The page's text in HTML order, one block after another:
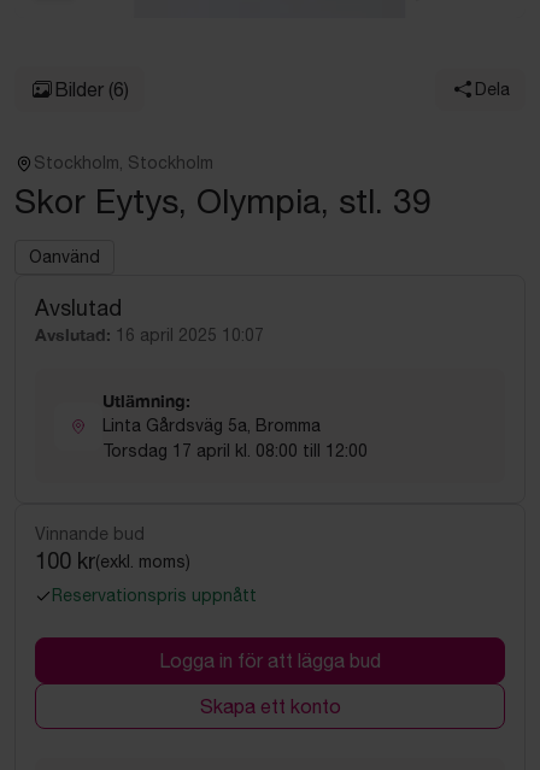
Bilder (6) Dela
Stockholm, Stockholm
Skor Eytys, Olympia, stl. 39
Oanvänd
Avslutad
Avslutad: 16 april 2025 10:07
Utlämning:
Linta Gårdsväg 5a, Bromma
Torsdag 17 april kl. 08:00 till 12:00
Vinnande bud
100 kr(exkl. moms)
Reservationspris uppnått
Logga in för att lägga bud
Skapa ett konto